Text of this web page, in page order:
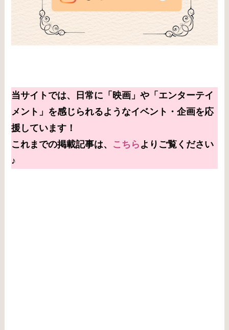
当サイトでは、日常に「映画」や「エンターテイ
メント」を感じられるようなイベント・企画を応
援しています！
これまでの掲載記事は、 こちら よりご覧ください
♪